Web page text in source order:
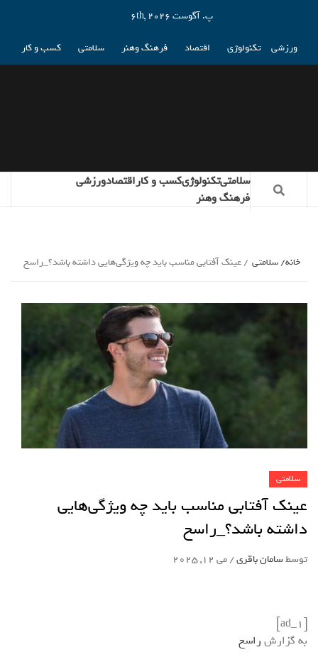
پ. آگوست 6th, 2026
ورزشی تکنولوژی اقتصاد فرهنگ وهنر سلامتی کسب و کار
سلامتیتکنولوژیکسب و کاراقتصادورزشی
فرهنگ وهنر
خانه سلامتی عینک آفتابی مناسب باید چه ویژگی‌هایی داشته باشد؟_راسخ
سلامتی
عینک آفتابی مناسب باید چه ویژگی‌هایی
داشته باشد؟_راسخ
توسطسامان باقری/می 12, 2025
[ad_1]
به گزارش راسخ